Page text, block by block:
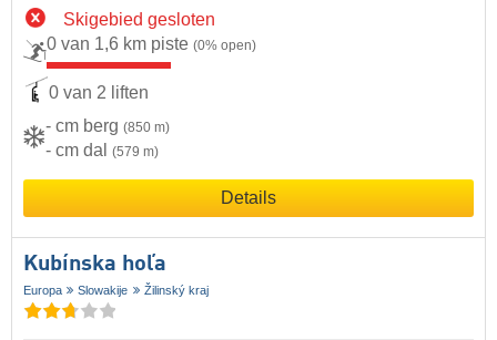
Skigebied gesloten
0 van 1,6 km piste (0% open)
0 van 2 liften
- cm berg (850 m)
- cm dal (579 m)
Details
Kubínska hoľa
Europa Slowakije Žilinský kraj